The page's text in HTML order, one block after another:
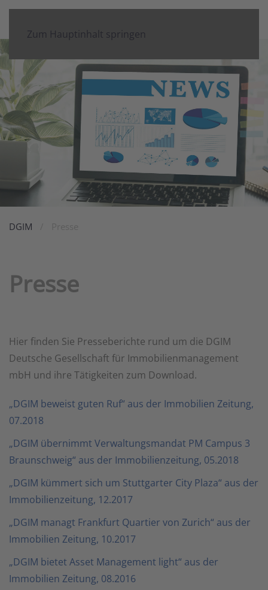
Zum Hauptinhalt springen
DGIM
Presse
Hier finden Sie Presseberichte rund um die DGIM
Deutsche Gesellschaft für Immobilienmanagement
mbH und ihre Tätigkeiten zum Download.
„DGIM beweist guten Ruf“ aus der Immobilien Zeitung,
07.2018
„DGIM übernimmt Verwaltungsmandat PM Campus 3
Braunschweig“ aus der Immobilienzeitung, 05.2018
„DGIM kümmert sich um Stuttgarter City Plaza“ aus der
Immobilienzeitung, 12.2017
„DGIM managt Frankfurt Quartier von Zurich“ aus der
Immobilien Zeitung, 10.2017
„DGIM bietet Asset Management light“ aus der
Immobilien Zeitung, 08.2016